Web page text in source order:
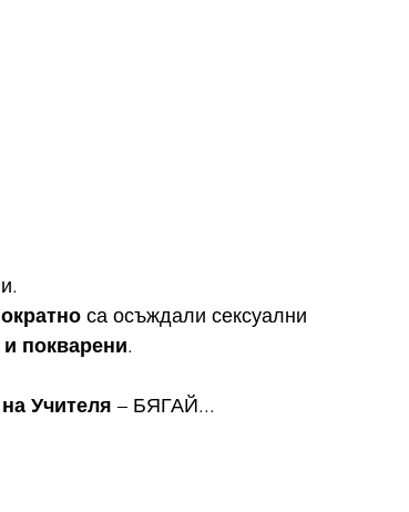
са осъждали сексуални
и покварени.
Учителя – БЯГАЙ...